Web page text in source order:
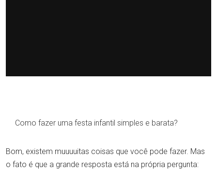
Como fazer uma festa infantil simples e barata?
Bom, existem muuuuitas coisas que você pode fazer. Mas
o fato é que a grande resposta está na própria pergunta: